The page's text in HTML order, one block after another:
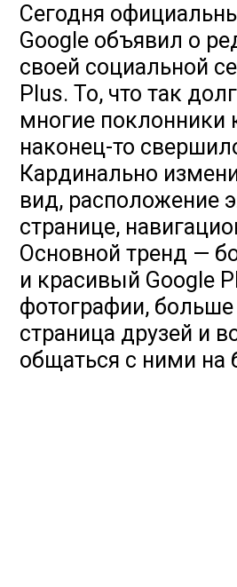
Сегодня
Google объявил о
своей социальной
Plus. То, что так
многие поклонники
наконец-то
Кардинально
вид, расположение
странице,
Основной тренд —
и красивый Google
фотографии,
страница друзей и
общаться с ними на